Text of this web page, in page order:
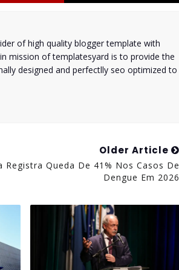
of high quality blogger template with
mission of templatesyard is to provide the
designed and perfectlly seo optimized to
Older Article
Registra Queda De 41% Nos Casos De
Dengue Em 2026